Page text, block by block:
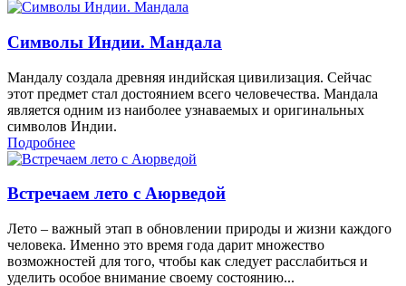
Символы Индии. Мандала
Мандалу создала древняя индийская цивилизация. Сейчас
этот предмет стал достоянием всего человечества. Мандала
является одним из наиболее узнаваемых и оригинальных
символов Индии.
Подробнее
Встречаем лето с Аюрведой
Лето – важный этап в обновлении природы и жизни каждого
человека. Именно это время года дарит множество
возможностей для того, чтобы как следует расслабиться и
уделить особое внимание своему состоянию...